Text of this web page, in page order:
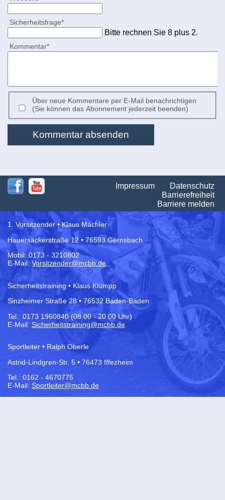
Pflichtfeld
Sicherheitsfrage*
Bitte rechnen Sie 8 plus 2.
Pflichtfeld
Kommentar*
Über neue Kommentare per E-Mail benachrichtigen
(Sie können das Abonnement jederzeit beenden)
Kommentar absenden
Impressum
Datenschutz
Barrierefreiheit
Barriere melden
1. Vorsitzender • Klaus Mächler
Hauersäckerstraße 12 • 76593 Gernsbach
Mobil: 0173 - 3210802
E-Mail:Vorsitzender@mcbb.de
Sicherheitstraining • Klaus Klumpp
Sinzheimer Straße 28 • 76532 Baden-Baden
Tel.: 0173 1960840 (08.00 - 20.00 Uhr)
E-Mail: Sicherheitstraining@mcbb.de
Sportleiter • Ralph Oberle
Astrid-Lindgren-Str. 5 • 76473 Iffezheim
Tel.: 0162 - 4670775
E-Mail: Sportleiter@mcbb.de